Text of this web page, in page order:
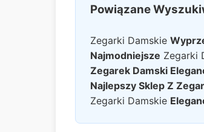
Powiązane
Zegarki Damskie
Najmodniejsze Zegarki
Zegarek Damski
Najlepszy Sklep Z
Zegarki Damskie